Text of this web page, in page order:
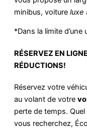
minibus, voiture luxe
*Dans la limite
RÉSERVEZ EN
RÉDUCTIONS!
Réservez votre
au volant de votre
perte de temps.
vous recherchez,